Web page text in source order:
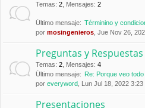
d
Temas: 2 Mensajes: 2
Último mensaje: Términino y
por mosingenieros , Jue Nov 26,
Preguntas y Respuestas
Temas: 2 Mensajes: 4
Último mensaje: Re: Porque veo
por everyword , Lun Jul 18, 2022 3:23
Presentaciones